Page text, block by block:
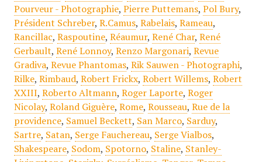
Pourveur - Photographie, Pierre Puttemans, Pol Bury,
Président Schreber, R.Camus, Rabelais, Rameau,
Rancillac, Raspoutine, Réaumur, René Char, René
Gerbault, René Lonnoy, Renzo Margonari, Revue
Gradiva, Revue Phantomas, Rik Sauwen - Photographi,
Rilke, Rimbaud, Robert Frickx, Robert Willems, Robert
XXIII, Roberto Altmann, Roger Laporte, Roger
Nicolay, Roland Giguère, Rome, Rousseau, Rue de la
providence, Samuel Beckett, San Marco, Sarduy,
Sartre, Satan, Serge Fauchereau, Serge Vialbos,
Shakespeare, Sodom, Spotorno, Staline, Stanley-